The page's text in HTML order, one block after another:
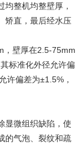
整机均整壁厚，
矫直，最后经水压
，壁厚在2.5-75mm
标准化外径允许偏
许偏差为±1.5%，
显微组织缺陷，使
的气泡、裂纹和疏